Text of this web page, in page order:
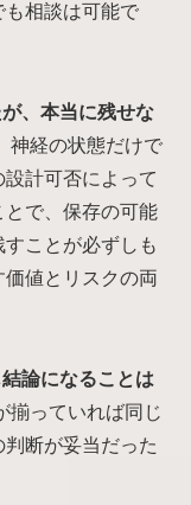
も相談は可能で
、本当に残せな
神経の状態だけで
計可否によって
で、保存の可能
ことが必ずしも
値とリスクの両
論になることは
揃っていれば同じ
断が妥当だった